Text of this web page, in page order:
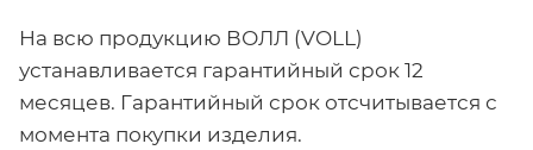
На всю продукцию ВОЛЛ (VOLL)
устанавливается гарантийный срок 12
месяцев. Гарантийный срок отсчитывается с
момента покупки изделия.